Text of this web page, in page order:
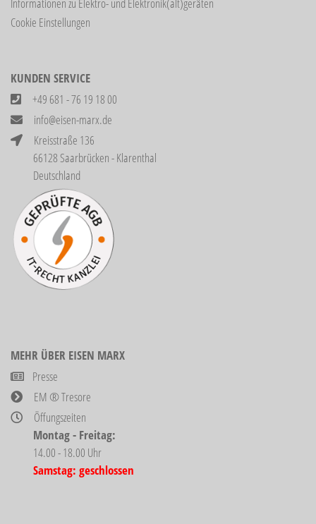
Cookie Einstellungen
KUNDEN SERVICE
+49 681 - 76 19 18 00
info@eisen-marx.de
Kreisstraße 136
66128 Saarbrücken - Klarenthal
Deutschland
MEHR ÜBER EISEN MARX
Presse
EM ® Tresore
Öffungszeiten
Montag - Freitag:
14.00 - 18.00 Uhr
Samstag: geschlossen